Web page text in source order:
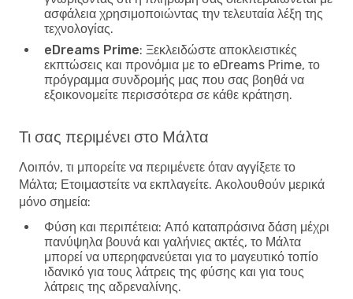
ασφάλεια χρησιμοποιώντας την τελευταία λέξη της
τεχνολογίας.
eDreams Prime: Ξεκλειδώστε αποκλειστικές
εκπτώσεις και προνόμια με το eDreams Prime, το
πρόγραμμα συνδρομής μας που σας βοηθά να
εξοικονομείτε περισσότερα σε κάθε κράτηση.
Τι σας περιμένει στο Μάλτα
Λοιπόν, τι μπορείτε να περιμένετε όταν αγγίξετε το
Μάλτα; Ετοιμαστείτε να εκπλαγείτε. Ακολουθούν μερικά
μόνο σημεία:
Φύση και περιπέτεια: Από καταπράσινα δάση μέχρι
πανύψηλα βουνά και γαλήνιες ακτές, το Μάλτα
μπορεί να υπερηφανεύεται για το μαγευτικό τοπίο
ιδανικό για τους λάτρεις της φύσης και για τους
λάτρεις της αδρεναλίνης.